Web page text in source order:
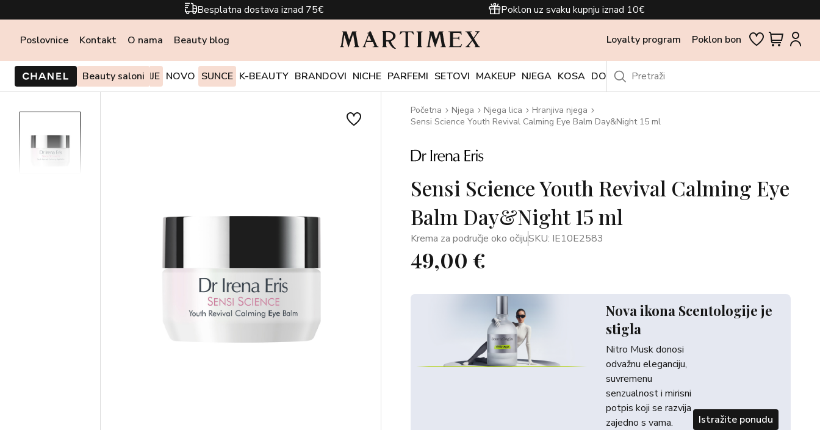
Besplatna dostava iznad 75€ Poklon uz svaku kupnju iznad 10€
Poslovnice Kontakt O nama Beauty blog Loyalty program Poklon bon
Beauty saloni
PONUDE I AKCIJE NOVO SUNCE K-BEAUTY BRANDOVI NICHE PARFEMI SETOVI MAKEUP NJEGA KOSA DODACI OUTLET
Početna Njega Njega lica
Hranjiva njega
Sensi Science Youth Revival Calming Eye Balm Day&Night 15 ml
Sensi Science Youth Revival Calming Eye
Balm Day&Night 15 ml
Krema za područje oko očijuSKU: IE10E2583
49,00 €
Nova ikona Scentologije je
stigla
Nitro Musk donosi
odvažnu eleganciju,
suvremenu
senzualnost i mirisni
potpis koji se razvija
zajedno s vama.
Istražite ponudu